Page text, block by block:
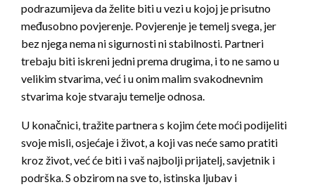
podrazumijeva da želite biti u vezi u kojoj je prisutno
međusobno povjerenje. Povjerenje je temelj svega, jer
bez njega nema ni sigurnosti ni stabilnosti. Partneri
trebaju biti iskreni jedni prema drugima, i to ne samo u
velikim stvarima, već i u onim malim svakodnevnim
stvarima koje stvaraju temelje odnosa.
U konačnici, tražite partnera s kojim ćete moći podijeliti
svoje misli, osjećaje i život, a koji vas neće samo pratiti
kroz život, već će biti i vaš najbolji prijatelj, savjetnik i
podrška. S obzirom na sve to, istinska ljubav i